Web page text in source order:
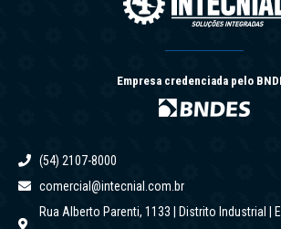
Empresa credenciada pelo
(54) 2107-8000
comercial@intecnial.com.br
Rua Alberto Parenti, 1133 | Distrito Industrial |